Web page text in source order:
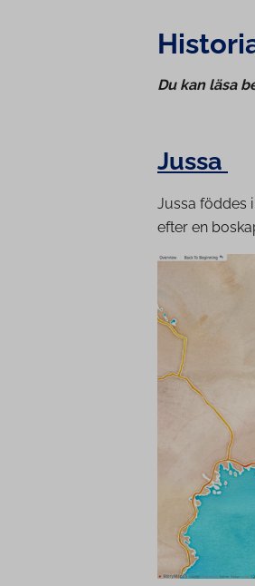
Du kan läsa
Jussa
Jussa föddes
efter en